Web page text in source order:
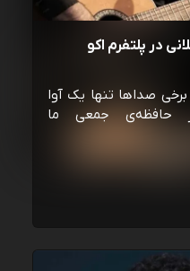
در پلتفرم اکو
صداها تنها یک آوا
حافظه‌ی جمعی ما